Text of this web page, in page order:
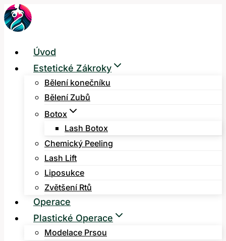
Přeskočit
na
Úvod
Estetické Zákroky
Bělení konečníku
Bělení Zubů
Botox
Lash Botox
Chemický Peeling
Lash Lift
Liposukce
Zvětšení Rtů
Operace
Plastické Operace
Modelace Prsou